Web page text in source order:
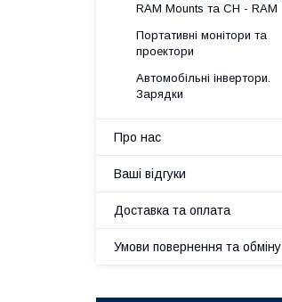
RAM Mounts та CH - RAM
Портативні монітори та
проектори
Автомобільні інвертори.
Зарядки
Про нас
Ваші відгуки
Доставка та оплата
Умови повернення та обміну